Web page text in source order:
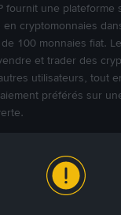
fournit une plateforme
en cryptomonnaies
100 monnaies fiat.
et trader des
utilisateurs, tout
préférés sur
pour vous
étant libres
à partir des offres